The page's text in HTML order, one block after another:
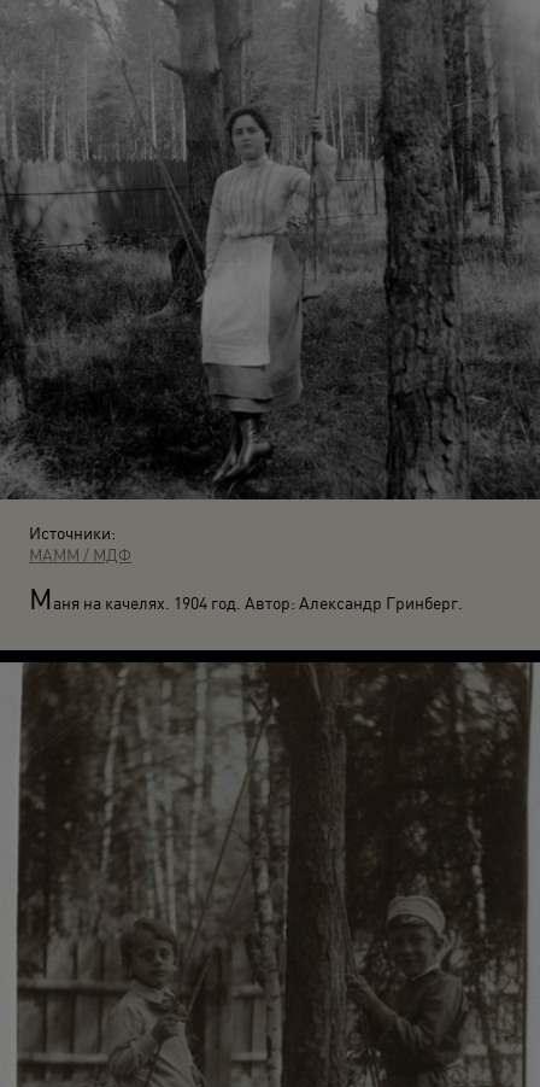
Источники:
МАММ / МДФ
М аня на качелях. 1904 год. Автор: Александр Гринберг.